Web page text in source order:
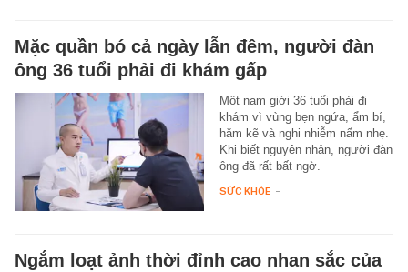
Mặc quần bó cả ngày lẫn đêm, người đàn
ông 36 tuổi phải đi khám gấp
Một nam giới 36 tuổi phải đi
khám vì vùng bẹn ngứa, ẩm bí,
hăm kẽ và nghi nhiễm nấm nhẹ.
Khi biết nguyên nhân, người đàn
ông đã rất bất ngờ.
SỨC KHỎE -
Ngắm loạt ảnh thời đỉnh cao nhan sắc của